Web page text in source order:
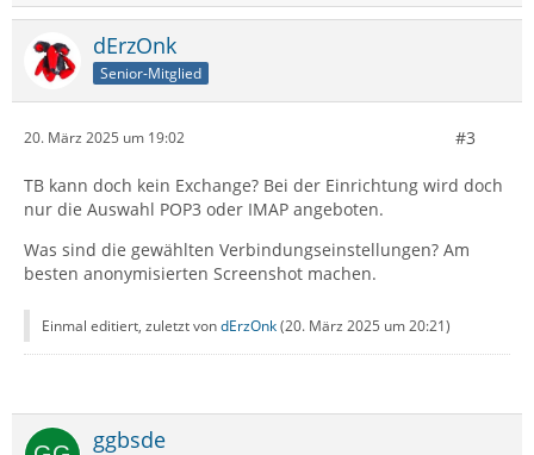
dErzOnk
Senior-Mitglied
20. März 2025 um 19:02 #3
TB kann doch kein Exchange? Bei der Einrichtung wird doch
nur die Auswahl POP3 oder IMAP angeboten.
Was sind die gewählten Verbindungseinstellungen? Am
besten anonymisierten Screenshot machen.
Einmal editiert, zuletzt vondErzOnk(20. März 2025 um 20:21)
ggbsde